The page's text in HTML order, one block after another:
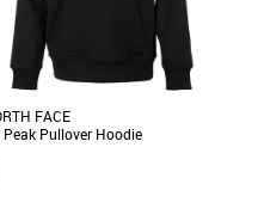
FACE
Peak Pullover Hoodie